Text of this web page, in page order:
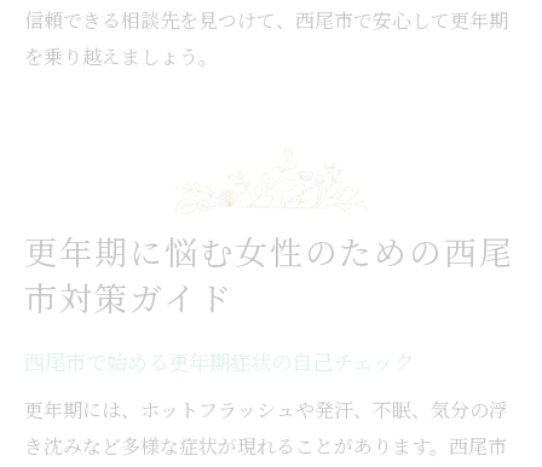
信頼できる相談先を見つけて、西尾市で安心して更年期
を乗り越えましょう。
更年期に悩む女性のための西尾
市対策ガイド
西尾市で始める更年期症状の自己チェック
更年期には、ホットフラッシュや発汗、不眠、気分の浮
き沈みなど多様な症状が現れることがあります。西尾市